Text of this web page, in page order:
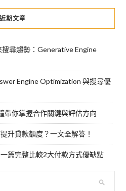
近期文章
尋趨勢：Generative Engine
Engine Optimization 與搜尋優
帶你掌握合作關鍵與評估方向
升貸款額度？一文全解答！
篇完整比較2大付款方式優缺點